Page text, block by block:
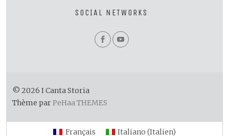
SOCIAL NETWORKS
© 2026 I Canta Storia
Thème parPeHaa THEMES
Français Italiano (Italien)